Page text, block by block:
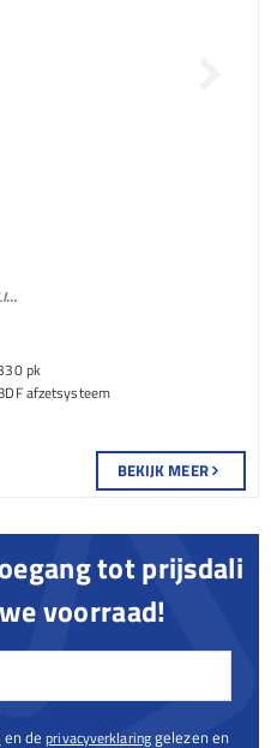
LOW MILEAGE! LIFTING BDF SYSTEM LIFT+STEERING AXLE FULL AIR AUTOMATIC EURO 6
pk
afzetsysteem
BEKIJK MEER
tot prijsdali
voorraad!
en deprivacyverklaringgelezen en